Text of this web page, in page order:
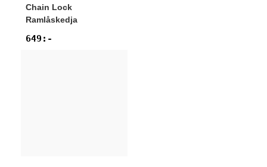
Chain Lock
Ramlåskedja
649 :-